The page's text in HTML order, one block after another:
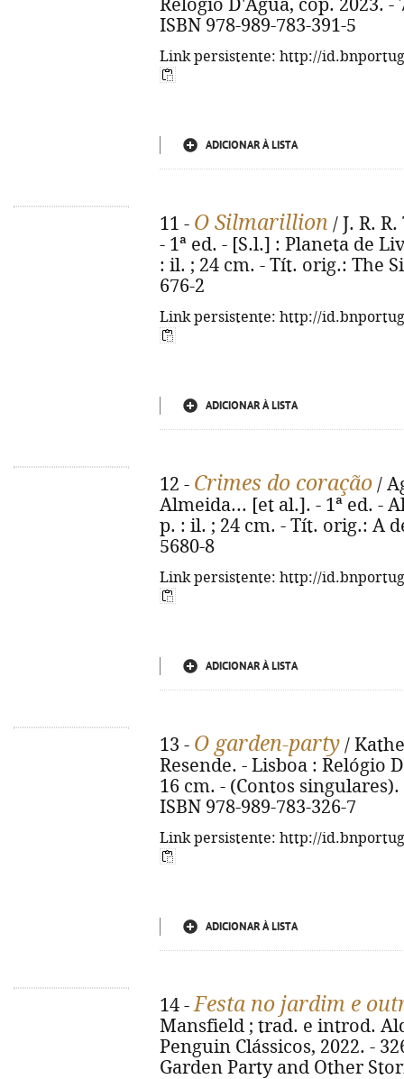
Relógio D'Água, cop. 2023. -
ISBN 978-989-783-391-5
Link persistente: http://
ADICIONAR À LISTA
11 - O Silmarillion / J. R.
- 1ª ed. - [S.l.] : Planeta de
: il. ; 24 cm. - Tít. orig.: The
676-2
Link persistente: http://
ADICIONAR À LISTA
12 - Crimes do coração /
Almeida... [et al.]. - 1ª ed. -
p. : il. ; 24 cm. - Tít. orig.: A
5680-8
Link persistente: http://
ADICIONAR À LISTA
13 - O garden-party /
Resende. - Lisboa : Relógio
16 cm. - (Contos
ISBN 978-989-783-326-7
Link persistente: http://
ADICIONAR À LISTA
14 -Festa no jardim e
Mansfield ; trad. e introd.
Penguin Clássicos, 2022. -
Garden Party and Other